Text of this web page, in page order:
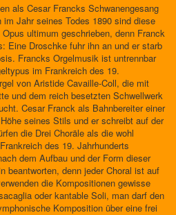
als Cesar Francks Schwanengesang
Jahr seines Todes 1890 sind diese
ultimum geschrieben, denn Franck
Eine Droschke fuhr ihn an und er starb
Francks Orgelmusik ist untrennbar
im Frankreich des 19.
von Aristide Cavaille-Coll, die mit
und dem reich besetzten Schwellwerk
Cesar Franck als Bahnbereiter einer
seines Stils und er schreibt auf der
die Drei Choräle als die wohl
des 19. Jahrhunderts
dem Aufbau und der Form dieser
beantworten, denn jeder Choral ist auf
die Kompositionen gewisse
oder kantable Soli, man darf den
Komposition über eine frei